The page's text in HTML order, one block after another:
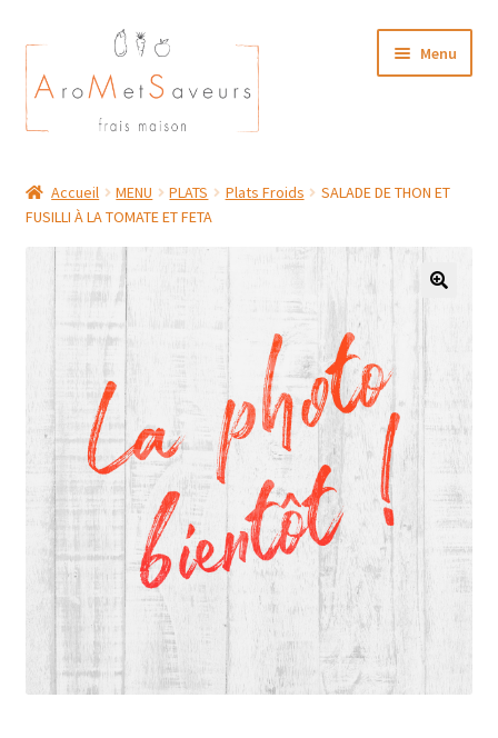
Aller
à
la
navigation
Aller
au
contenu
Menu
Plat du Jour/ Menu Week end
NOS BOUTIQUES
MON COMPTE
Accueil MENU PLATS Plats Froids
SALADE DE THON ET
FUSILLI À LA TOMATE ET FETA